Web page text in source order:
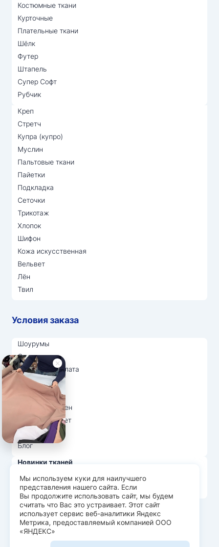
Костюмные ткани
Курточные
Плательные ткани
Шёлк
Футер
Штапель
Супер Софт
Рубчик
Креп
Стретч
Купра (купро)
Муслин
Пальтовые ткани
Пайетки
Подкладка
Сеточки
Трикотаж
Хлопок
Шифон
Кожа искусственная
Вельвет
Лён
Твил
Условия заказа
Шоурумы
Отзывы
Доставка и оплата
О нас
Вопрос-ответ
Возврат и обмен
Личный кабинет
Ткани оптом
Блог
Новинки тканей
Распродажа тканей
Лидеры продаж
© Арт Текс — продажа тканей оптом, 2026
Пользовательское соглашение
Политика конфиденциальности
Мы используем куки для наилучшего
представления нашего сайта. Если
Вы продолжите использовать сайт, мы будем
считать что Вас это устраивает. Этот сайт
использует сервис веб-аналитики Яндекс
Метрика, предоставляемый компанией ООО
«ЯНДЕКС»